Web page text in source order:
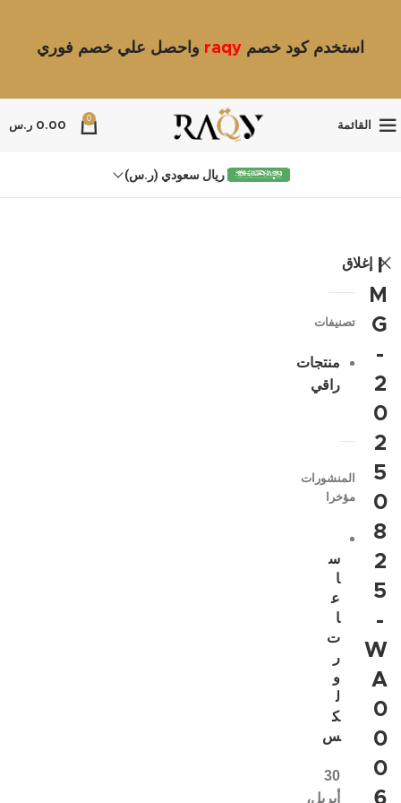
استخدم كود خصم raqy واحصل علي خصم فوري
القائمة
0
0.00 ر.س
ريال سعودي (ر.س)
I
M
G
-
2
0
2
5
0
8
2
5
-
W
A
0
0
0
6
إغلاق
تصنيفات
منتجات
راقي
المنشورات
مؤخرا
س
ا
ع
ا
ت
ر
و
ل
ك
س
30
أبريل،